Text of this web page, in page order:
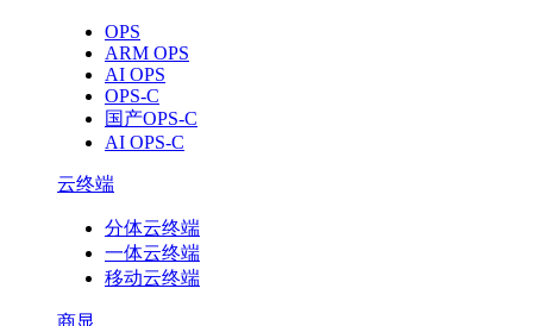
OPS
ARM OPS
AI OPS
OPS-C
国产OPS-C
AI OPS-C
云终端
分体云终端
一体云终端
移动云终端
商显